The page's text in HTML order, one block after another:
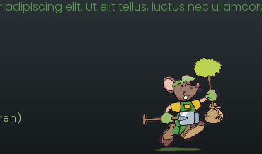
adipiscing elit. Ut elit tellus, luctus nec